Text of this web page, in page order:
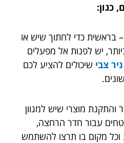
כגון:
– בראשית כדי לחתוך שיש או
יש לפנות אל מפעלים
צבי שיכולים להציע לכם
מוצרי שיש למגוון
עבור חדר הרחצה,
מקום בו תרצו להשתמש